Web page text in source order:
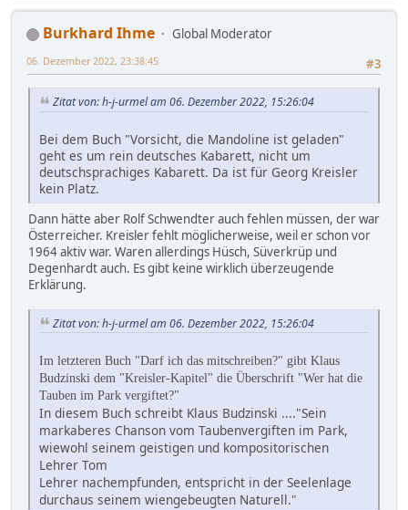
Burkhard Ihme
Global Moderator
#3
06. Dezember 2022, 23:38:45
Zitat von: h-j-urmel am 06. Dezember 2022, 15:26:04
Bei dem Buch "Vorsicht, die Mandoline ist geladen"
geht es um rein deutsches Kabarett, nicht um
deutschsprachiges Kabarett. Da ist für Georg Kreisler
kein Platz.
Dann hätte aber Rolf Schwendter auch fehlen müssen, der war
Österreicher. Kreisler fehlt möglicherweise, weil er schon vor
1964 aktiv war. Waren allerdings Hüsch, Süverkrüp und
Degenhardt auch. Es gibt keine wirklich überzeugende
Erklärung.
Zitat von: h-j-urmel am 06. Dezember 2022, 15:26:04
Im letzteren Buch "Darf ich das mitschreiben?" gibt Klaus
Budzinski dem "Kreisler-Kapitel" die Überschrift "Wer hat die
Tauben im Park vergiftet?"
In diesem Buch schreibt Klaus Budzinski ...."Sein
markaberes Chanson vom Taubenvergiften im Park,
wiewohl seinem geistigen und kompositorischen
Lehrer Tom
Lehrer nachempfunden, entspricht in der Seelenlage
durchaus seinem wiengebeugten Naturell."